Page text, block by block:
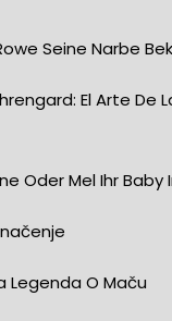
Seine Narbe
El Arte De
Oder Mel Ihr Baby
Legenda O Maču